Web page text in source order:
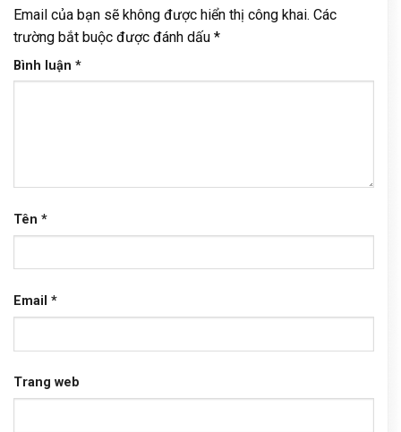
Email của bạn sẽ không được hiển thị công khai. Các
trường bắt buộc được đánh dấu *
Bình luận *
Tên *
Email *
Trang web